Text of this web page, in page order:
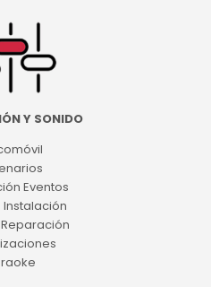
Y SONIDO
Eventos
Instalación